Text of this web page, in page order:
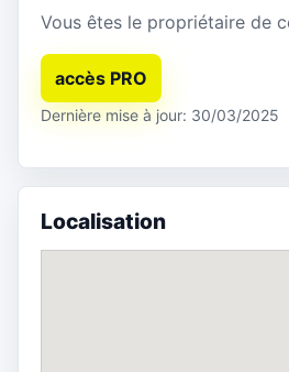
Vous êtes le propriétaire de
accès PRO
Dernière mise à jour: 30/03/2025
Localisation